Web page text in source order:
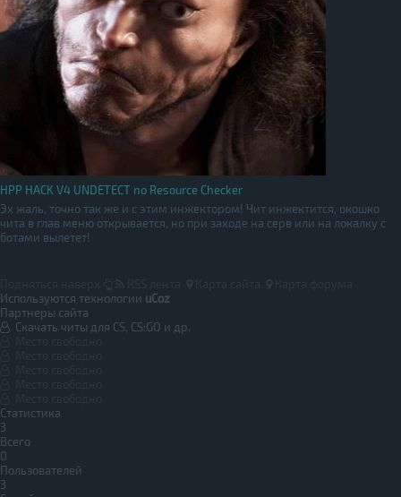
HPP HACK V4 UNDETECT no Resource Checker
Эх жаль, точно так же и с этим инжектором! Чит инжектится, окошко
чита в глав меню открывается, но при заходе на серв или на локалку с
ботами вылетет!
Используются технологии uCoz
Партнеры сайта
Скачать читы для CS, CS:GO и др.
Статистика
3
Всего
0
Пользователей
3